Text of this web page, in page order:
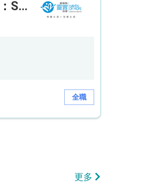
高級技工/技工 (編號：SSO/FM/A/CTE)
全職
更多